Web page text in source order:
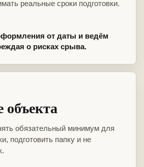
реальные сроки подготовки.
от даты и ведём
о рисках срыва.
обязательный минимум для
подготовить папку и не